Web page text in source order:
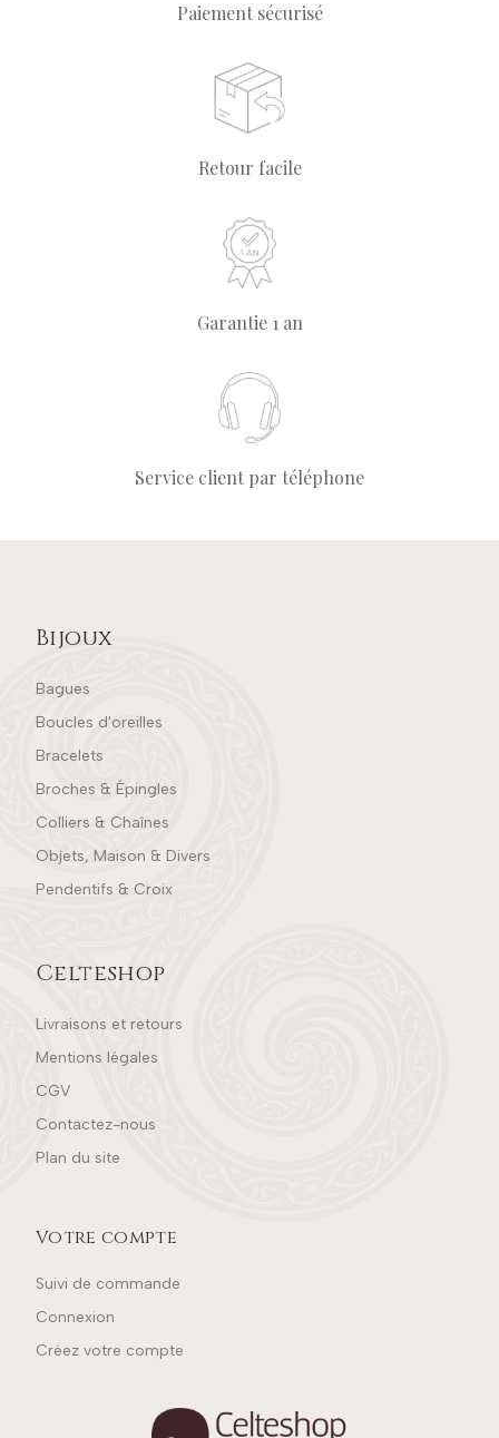
Paiement sécurisé
Retour facile
Garantie 1 an
Service client par téléphone
Bijoux
Bagues
Boucles d'oreilles
Bracelets
Broches & Épingles
Colliers & Chaînes
Objets, Maison & Divers
Pendentifs & Croix
Celteshop
Livraisons et retours
Mentions légales
CGV
Contactez-nous
Plan du site
Votre compte
Suivi de commande
Connexion
Créez votre compte